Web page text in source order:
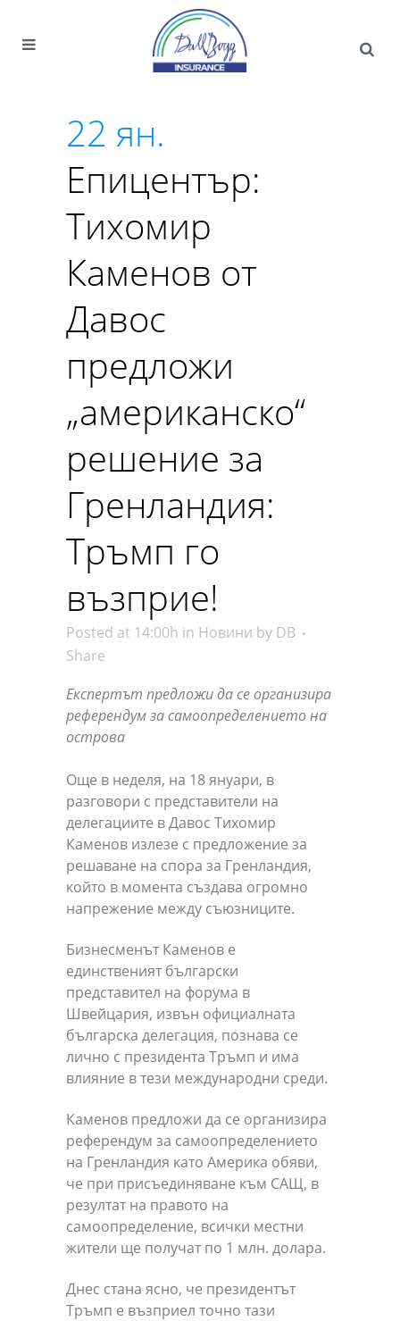
22 ян.
Епицентър:
Tихомир
Каменов от
Давос
предложи
„американско“
решение за
Гренландия:
Тръмп го
възприе!
Posted at 14:00h in Новини by DB
Share
Експертът предложи да се организира
референдум за самоопределението на
острова
Още в неделя, на 18 януари, в
разговори с представители на
делегациите в Давос Тихомир
Каменов излезе с предложение за
решаване на спора за Гренландия,
който в момента създава огромно
напрежение между съюзниците.
Бизнесменът Каменов е
единственият български
представител на форума в
Швейцария, извън официалната
българска делегация, познава се
лично с президента Тръмп и има
влияние в тези международни среди.
Каменов предложи да се организира
референдум за самоопределението
на Гренландия като Америка обяви,
че при присъединяване към САЩ, в
резултат на правото на
самоопределение, всички местни
жители ще получат по 1 млн. долара.
Днес стана ясно, че президентът
Тръмп е възприел точно тази